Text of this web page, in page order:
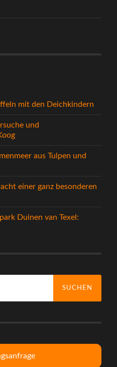
mit den Deichkindern
und
aus Tulpen und
einer ganz besonderen
Duinen van Texel: